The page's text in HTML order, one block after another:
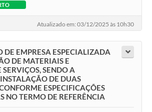
Atualizado em: 03/12/2025 às 10h30
DE EMPRESA ESPECIALIZADA
DE MATERIAIS E
SERVIÇOS, SENDO A
DE DUAS
ESPECIFICAÇÕES
NO TERMO DE REFERÊNCIA